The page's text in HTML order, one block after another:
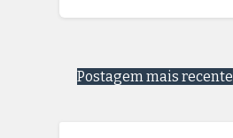
Postagem mais recente